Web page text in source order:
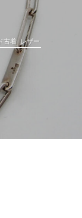
古着 レザー